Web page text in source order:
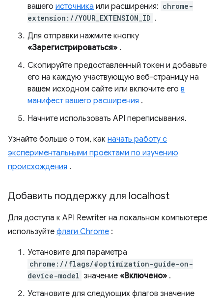
вашего источника или расширения: chrome-
extension://YOUR_EXTENSION_ID .
Для отправки нажмите кнопку
«Зарегистрироваться» .
Скопируйте предоставленный токен и добавьте
его на каждую участвующую веб-страницу на
вашем исходном сайте или включите его в
манифест вашего расширения .
Начните использовать API переписывания.
Узнайте больше о том, как начать работу с
экспериментальными проектами по изучению
происхождения .
Добавить поддержку для localhost
Для доступа к API Rewriter на локальном компьютере
используйте флаги Chrome :
Установите для параметра
chrome://flags/#optimization-guide-on-
device-model значение «Включено» .
Установите для следующих флагов значение